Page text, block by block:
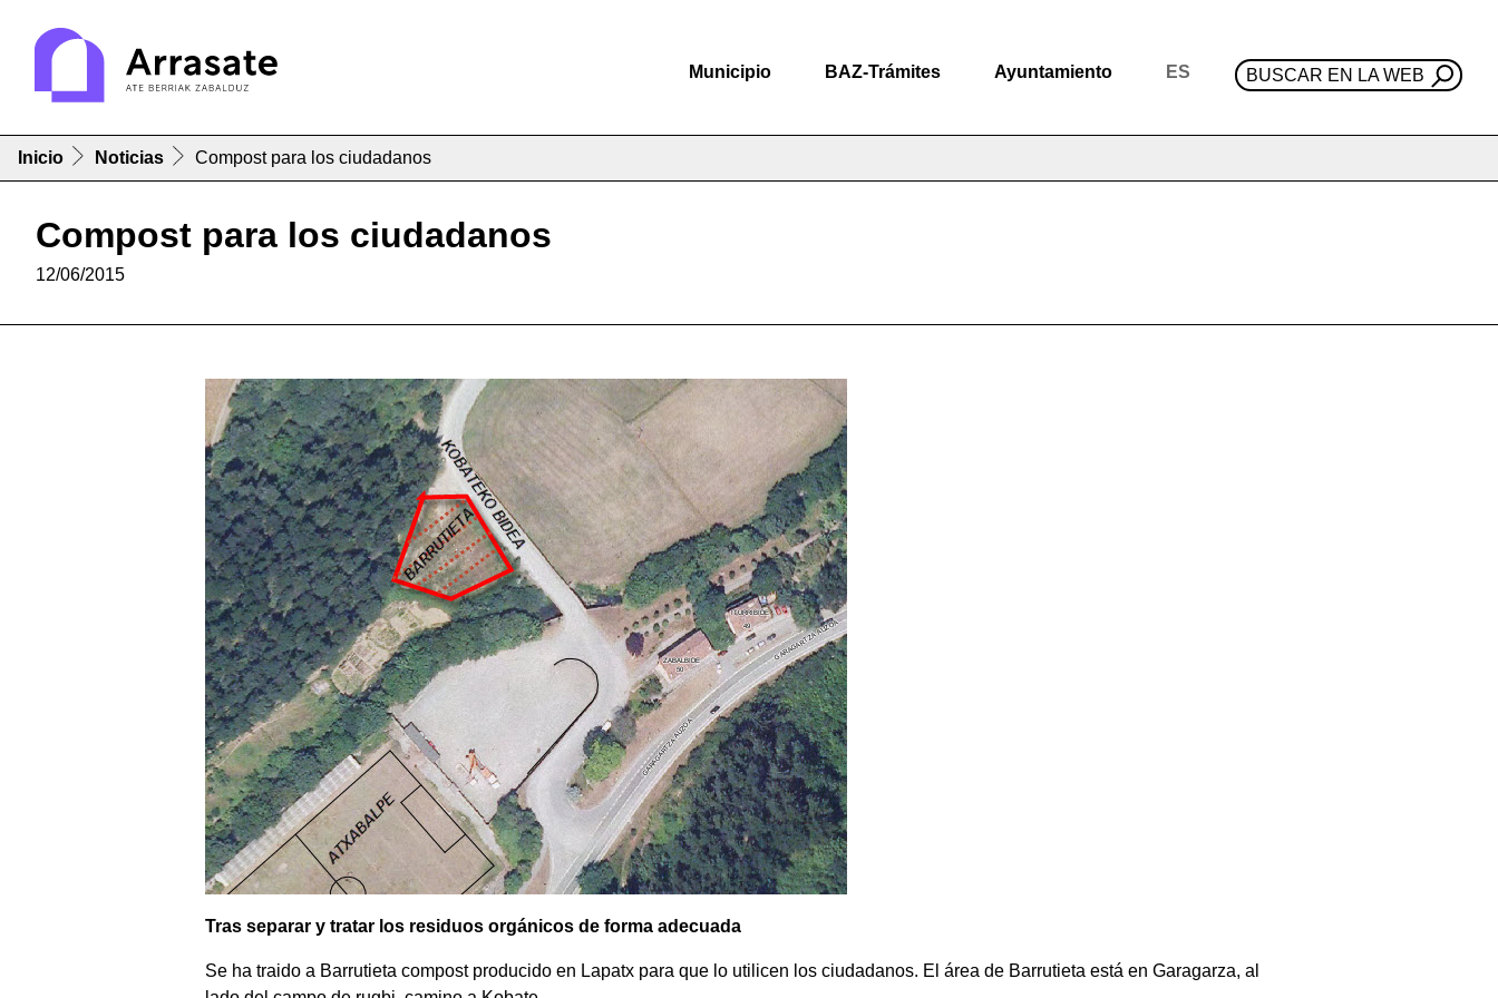
Municipio BAZ-Trámites Ayuntamiento ES BUSCAR EN LA WEB
Inicio Noticias Compost para los ciudadanos
Compost para los ciudadanos
12/06/2015
Tras separar y tratar los residuos orgánicos de forma adecuada
Se ha traido a Barrutieta compost producido en Lapatx para que lo utilicen los ciudadanos. El área de Barrutieta está en Garagarza, al